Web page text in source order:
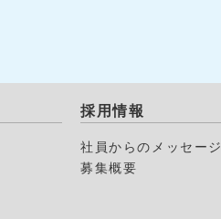
採用情報
社員からのメッセージ
募集概要